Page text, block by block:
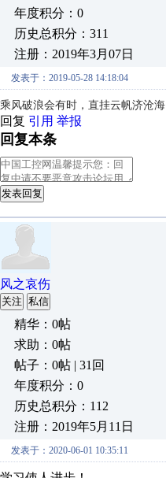
年度积分：0
历史总积分：311
注册：2019年3月07日
发表于：2019-05-28 14:18:04
乘风破浪会有时，直挂云帆济沧海
回复 引用 举报
回复本条
发表回复
风之哀伤
关注 私信
精华：0帖
求助：0帖
帖子：0帖 | 31回
年度积分：0
历史总积分：112
注册：2019年5月11日
发表于：2020-06-01 10:35:11